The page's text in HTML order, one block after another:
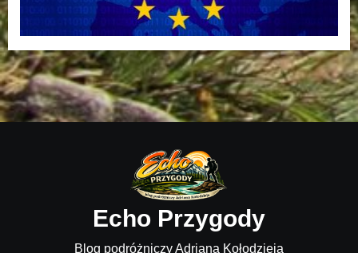
Echo Przygody
Blog podróżniczy Adriana Kołodzieja